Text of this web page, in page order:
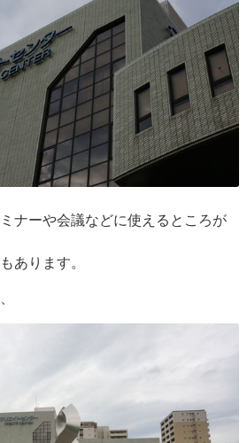
ナーや会議などに使えるところが
あります。